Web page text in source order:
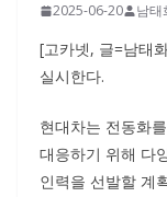
2025-06-20 남태
[고카넷, 글=남태
실시한다.
현대차는 전동화
대응하기 위해 다
인력을 선발할 계